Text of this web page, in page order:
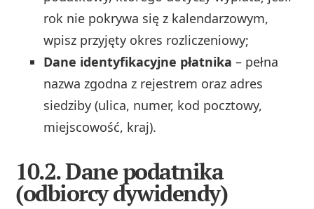
rok nie pokrywa się z kalendarzowym,
wpisz przyjęty okres rozliczeniowy;
Dane identyfikacyjne płatnika – pełna
nazwa zgodna z rejestrem oraz adres
siedziby (ulica, numer, kod pocztowy,
miejscowość, kraj).
10.2. Dane podatnika
(odbiorcy dywidendy)